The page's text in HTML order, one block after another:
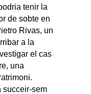
tenir la
de sobte en
Rivas, un
a la
el cas
una
succeir-sem